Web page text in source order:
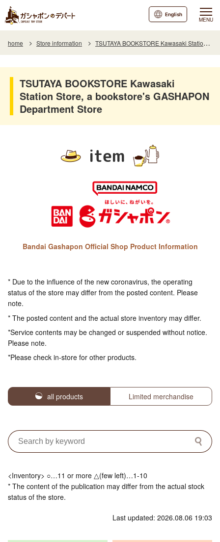
MENU
English
home Store information TSUTAYA BOOKSTORE Kawasaki Station Store, a bookstore's GASHAPON Department Store
TSUTAYA BOOKSTORE Kawasaki
Station Store, a bookstore's GASHAPON
Department Store
item
Bandai Gashapon Official Shop Product Information
* Due to the influence of the new coronavirus, the operating
status of the store may differ from the posted content. Please
note.
* The posted content and the actual store inventory may differ.
*Service contents may be changed or suspended without notice.
Please note.
*Please check in-store for other products.
all products Limited merchandise
<Inventory> ○…11 or more △(few left)…1-10
* The content of the publication may differ from the actual stock
status of the store.
Last updated: 2026.08.06 19:03